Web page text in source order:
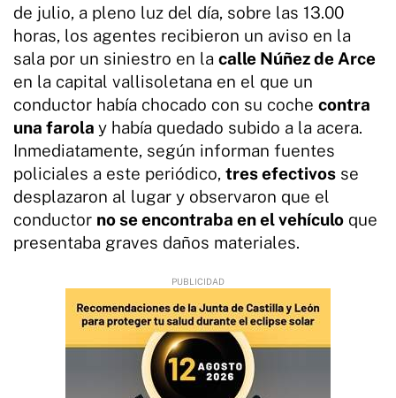
de julio, a pleno luz del día, sobre las 13.00
horas, los agentes recibieron un aviso en la
sala por un siniestro en la calle Núñez de Arce
en la capital vallisoletana en el que un
conductor había chocado con su coche contra
una farola y había quedado subido a la acera.
Inmediatamente, según informan fuentes
policiales a este periódico, tres efectivos se
desplazaron al lugar y observaron que el
conductor no se encontraba en el vehículo que
presentaba graves daños materiales.